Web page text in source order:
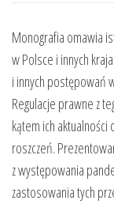
Monografia omawia
w Polsce i innych
i innych postępowań
Regulacje prawne z
kątem ich aktualności
roszczeń.
z występowania
zastosowania tych